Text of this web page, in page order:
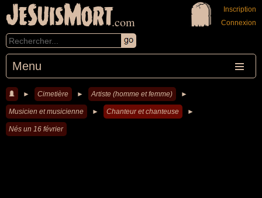
JeSuisMort.com
Menu
Inscription
Connexion
► Cimetière ► Artiste (homme et femme) ►
Musicien et musicienne ► Chanteur et chanteuse ►
Nés un 16 février